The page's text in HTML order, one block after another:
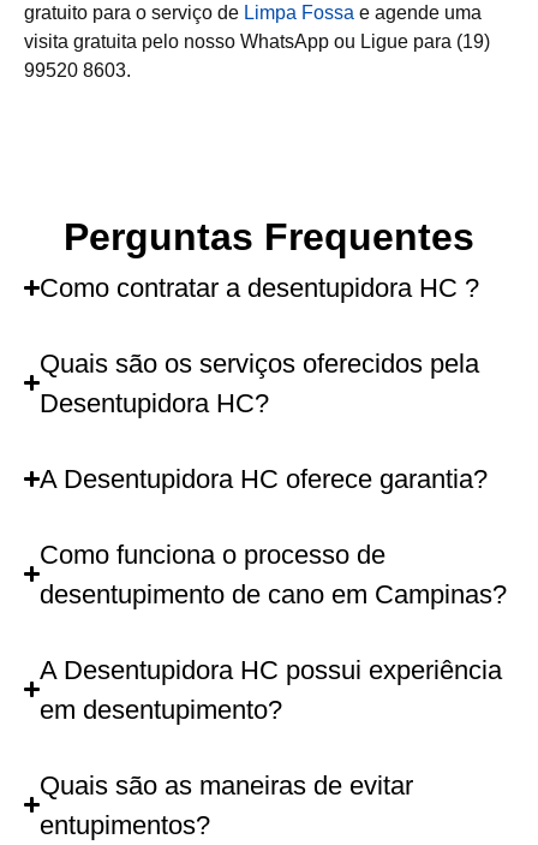
gratuito para o serviço de Limpa Fossa e agende uma
visita gratuita pelo nosso WhatsApp ou Ligue para (19)
99520 8603.
Perguntas Frequentes
Como contratar a desentupidora HC ?
Quais são os serviços oferecidos pela
Desentupidora HC?
A Desentupidora HC oferece garantia?
Como funciona o processo de
desentupimento de cano em Campinas?
A Desentupidora HC possui experiência
em desentupimento?
Quais são as maneiras de evitar
entupimentos?